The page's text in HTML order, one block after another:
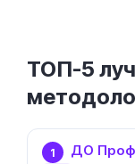
ТОП-5
1 ДО